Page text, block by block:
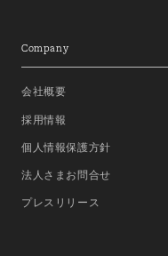
Company
会社概要
採用情報
個人情報保護方針
法人さまお問合せ
プレスリリース